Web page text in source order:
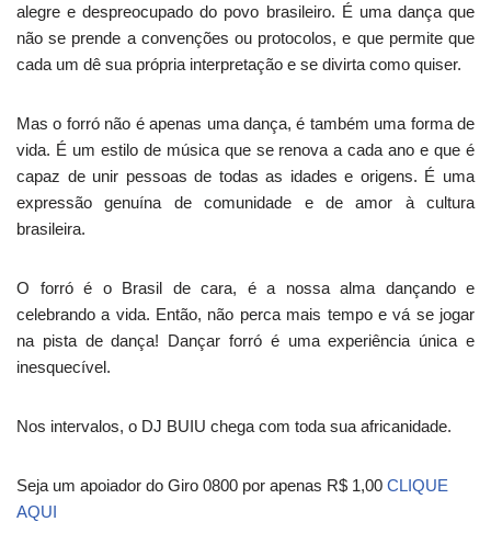
alegre e despreocupado do povo brasileiro. É uma dança que
não se prende a convenções ou protocolos, e que permite que
cada um dê sua própria interpretação e se divirta como quiser.
Mas o forró não é apenas uma dança, é também uma forma de
vida. É um estilo de música que se renova a cada ano e que é
capaz de unir pessoas de todas as idades e origens. É uma
expressão genuína de comunidade e de amor à cultura
brasileira.
O forró é o Brasil de cara, é a nossa alma dançando e
celebrando a vida. Então, não perca mais tempo e vá se jogar
na pista de dança! Dançar forró é uma experiência única e
inesquecível.
Nos intervalos, o DJ BUIU chega com toda sua africanidade.
Seja um apoiador do Giro 0800 por apenas R$ 1,00 CLIQUE
AQUI